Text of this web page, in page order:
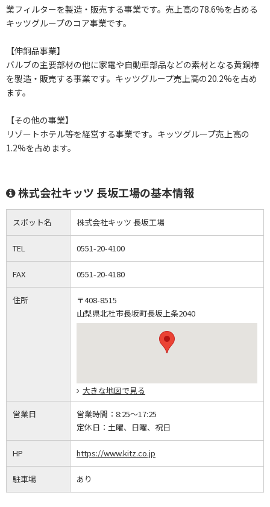
業フィルターを製造・販売する事業です。売上高の78.6%を占める
キッツグループのコア事業です。
【伸銅品事業】
バルブの主要部材の他に家電や自動車部品などの素材となる黄銅棒
を製造・販売する事業です。キッツグループ売上高の20.2%を占め
ます。
【その他の事業】
リゾートホテル等を経営する事業です。キッツグループ売上高の
1.2%を占めます。
株式会社キッツ 長坂工場の基本情報
スポット名 株式会社キッツ 長坂工場
TEL 0551-20-4100
FAX 0551-20-4180
住所
〒408-8515
山梨県北杜市長坂町長坂上条2040
大きな地図で見る
営業日 営業時間： 8:25～17:25
定休日： 土曜、日曜、祝日
HP https://www.kitz.co.jp
駐車場 あり